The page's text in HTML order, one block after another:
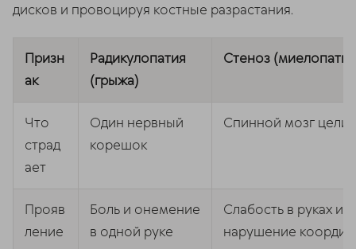
дисков и провоцируя костные разрастания.
Призн
ак
Радикулопатия
(грыжа)
Стеноз
Что
страд
ает
Один нервный
корешок
Спинной мозг
Прояв
ление
Боль и онемение
в одной руке
Слабость в руках и
нарушение